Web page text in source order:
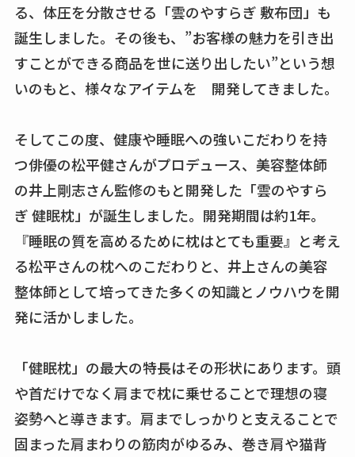
る、体圧を分散させる「雲のやすらぎ 敷布団」も
誕生しました。その後も、”お客様の魅力を引き出
すことができる商品を世に送り出したい”という想
いのもと、様々なアイテムを 開発してきました。
そしてこの度、健康や睡眠への強いこだわりを持
つ俳優の松平健さんがプロデュース、美容整体師
の井上剛志さん監修のもと開発した「雲のやすら
ぎ 健眠枕」が誕生しました。開発期間は約1年。
『睡眠の質を高めるために枕はとても重要』と考え
る松平さんの枕へのこだわりと、井上さんの美容
整体師として培ってきた多くの知識とノウハウを開
発に活かしました。
「健眠枕」の最大の特長はその形状にあります。頭
や首だけでなく肩まで枕に乗せることで理想の寝
姿勢へと導きます。肩までしっかりと支えることで
固まった肩まわりの筋肉がゆるみ、巻き肩や猫背